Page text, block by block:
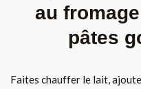
au
pâtes
Faites chauffer le lait,